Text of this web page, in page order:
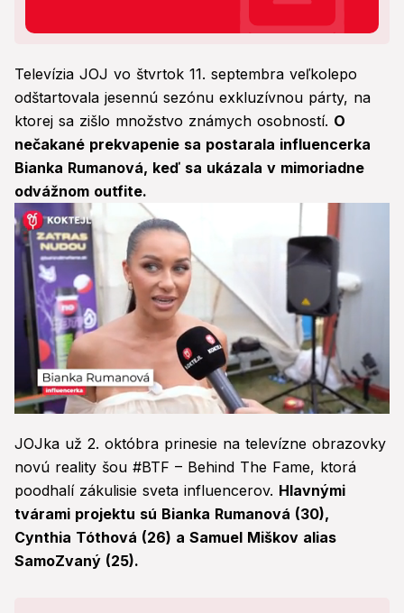
Televízia JOJ vo štvrtok 11. septembra veľkolepo
odštartovala jesennú sezónu exkluzívnou párty, na
ktorej sa zišlo množstvo známych osobností. O
nečakané prekvapenie sa postarala influencerka
Bianka Rumanová, keď sa ukázala v mimoriadne
odvážnom outfite.
of
3
minutes,
59
seconds
JOJka už 2. októbra prinesie na televízne obrazovky
novú reality šou #BTF – Behind The Fame, ktorá
poodhalí zákulisie sveta influencerov. Hlavnými
tvárami projektu sú Bianka Rumanová (30),
Cynthia Tóthová (26) a Samuel Miškov alias
SamoZvaný (25).